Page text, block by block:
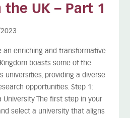
UK – Part 1
an enriching and transformative
boasts some of the
universities, providing a diverse
opportunities. Step 1:
University The first step in your
select a university that aligns